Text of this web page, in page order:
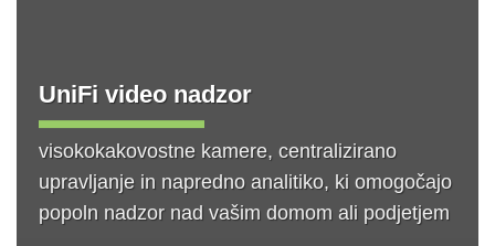
UniFi video nadzor
visokokakovostne kamere, centralizirano
upravljanje in napredno analitiko, ki omogočajo
popoln nadzor nad vašim domom ali podjetjem